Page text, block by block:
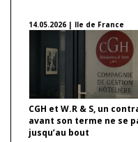
14.05.2026 | Ile de France
CGH et W.R & S, un
avant son terme ne se
jusqu’au bout